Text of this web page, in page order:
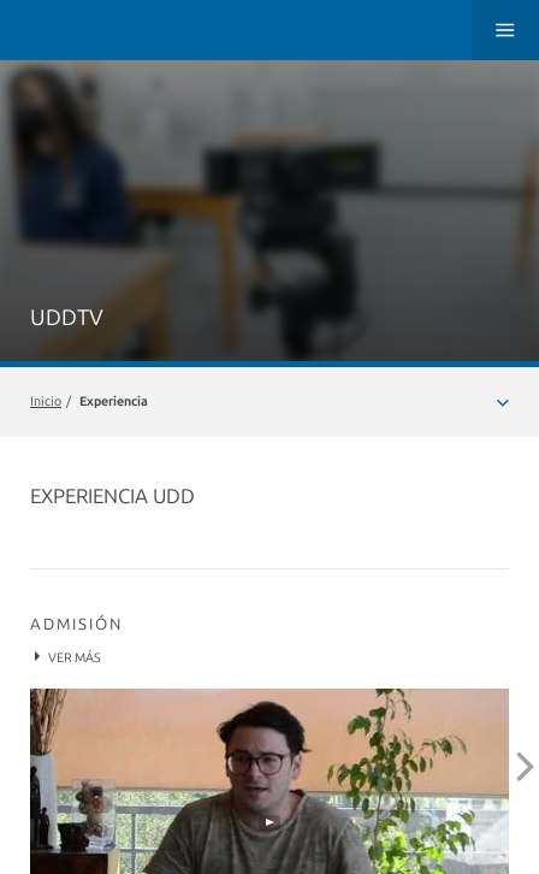
UDDTV
Inicio / Experiencia
EXPERIENCIA UDD
ADMISIÓN
VER MÁS